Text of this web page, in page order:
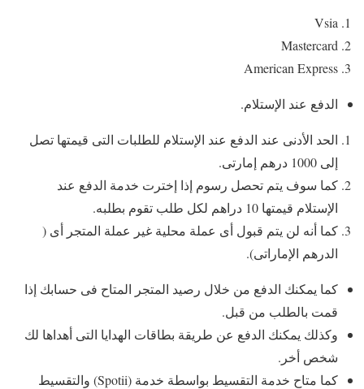
Vsia
Mastercard
American Express
الدفع عند الإستلام.
الحد الأدنى عند الدفع عند الإستلام للطلبات التى قيمتها تصل
إلى 1000 درهم إمارتى.
كما سوف يتم تحصل رسوم إذا إخترت خدمة الدفع عند
الإستلام قيمتها 10 دراهم لكل طلب تقوم بطلبه.
كما أنه لن يتم قبول أى عملة محلية غير عملة المتجر أى (
الدرهم الإماراتى).
كما يمكنك الدفع من خلال رصيد المتجر المتاح فى حسابك إذا
قمت بالطلب من قبل.
وكذلك يمكنك الدفع عن طريقة بطاقات الهدايا التى أهداها لك
شخص أخر.
كما متاح خدمة التقسيط بواسطة خدمة (Spotii) والتقسيط